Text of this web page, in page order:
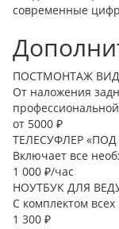
современные
ПОСТМОНТАЖ
От наложения
от 5000 ₽
ТЕЛЕСУФЛЕР
Включает все
1 000 ₽/час
НОУТБУК ДЛЯ
С комплектом
1 300 ₽